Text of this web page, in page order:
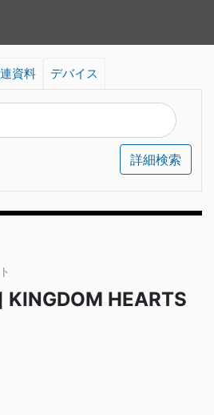
資料 デバイス
詳細検索
HEARTS